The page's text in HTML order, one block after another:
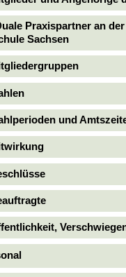
Praxispartner an
Sachsen
und